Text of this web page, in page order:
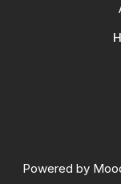
Powered by